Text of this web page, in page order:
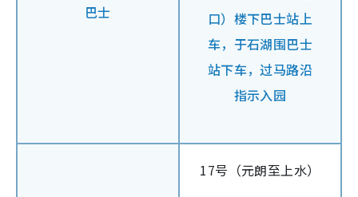
巴士
口）楼下巴士站上
车，于石湖围巴士
站下车，过马路沿
指示入园
17号（元朗至上水）